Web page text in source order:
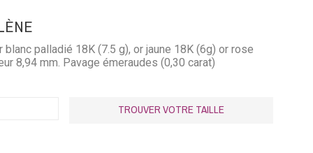
palladié 18K (7.5 g), or jaune 18K (6g) or rose
8,94 mm. Pavage émeraudes (0,30 carat)
TROUVER VOTRE TAILLE